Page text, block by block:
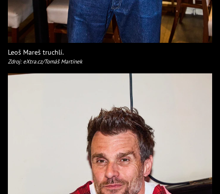
Leoš Mareš truchlí.
Zdroj: eXtra.cz/Tomáš Martínek